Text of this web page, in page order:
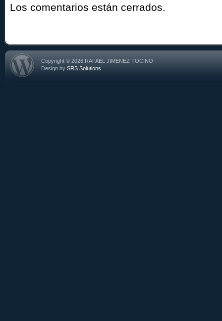
Los comentarios están cerrados.
RSS feed de esta publicación (comentarios)
Copyright © 2026 RAFAEL JIMENEZ TOCINO
Design by SRS Solutions